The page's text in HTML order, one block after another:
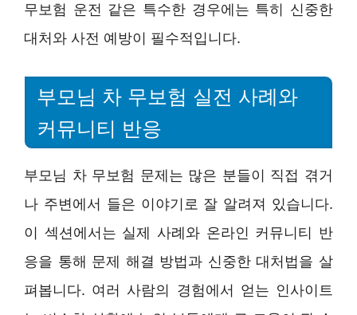
무보험 운전 같은 특수한 경우에는 특히 신중한
대처와 사전 예방이 필수적입니다.
부모님 차 무보험 실전 사례와
커뮤니티 반응
부모님 차 무보험 문제는 많은 분들이 직접 겪거
나 주변에서 들은 이야기로 잘 알려져 있습니다.
이 섹션에서는 실제 사례와 온라인 커뮤니티 반
응을 통해 문제 해결 방법과 신중한 대처법을 살
펴봅니다. 여러 사람의 경험에서 얻는 인사이트